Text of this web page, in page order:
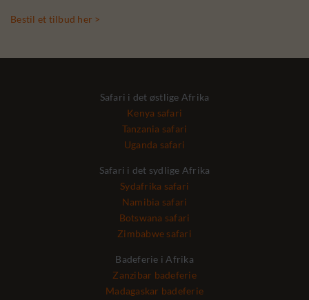
Bestil et tilbud her >
Safari i det østlige Afrika
Kenya safari
Tanzania safari
Uganda safari
Safari i det sydlige Afrika
Sydafrika safari
Namibia safari
Botswana safari
Zimbabwe safari
Badeferie i Afrika
Zanzibar badeferie
Madagaskar badeferie